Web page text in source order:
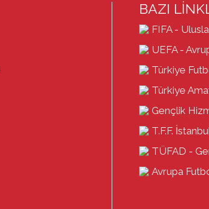
BAZI
FIFA -
UEFA -
Türkiye
Türkiye
Gençlik
T.F.F.
TÜFAD -
Avrupa